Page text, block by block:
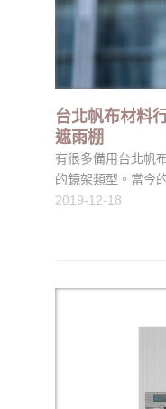
台北帆布材料
遮雨棚
有很多備用台北帆
的鏡架類型。當今
且趨勢似乎是遮雨
方米的涼亭。如今
2019-12-18